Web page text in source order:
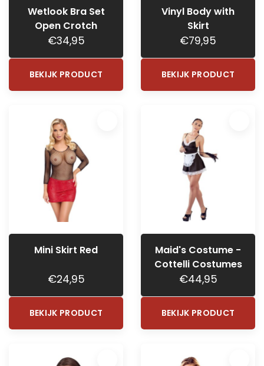
Wetlook Bra Set
Open Crotch
€34,95
BEKIJK PRODUCT
Vinyl Body with
Skirt
€79,95
BEKIJK PRODUCT
Mini Skirt Red
€24,95
BEKIJK PRODUCT
Maid's Costume -
Cottelli Costumes
€44,95
BEKIJK PRODUCT